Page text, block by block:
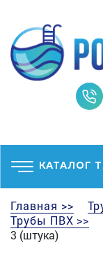
КАТАЛОГ
Главная >>
Трубы ПВХ >>
3 (штука)